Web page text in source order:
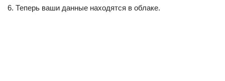
Теперь ваши данные находятся в облаке.